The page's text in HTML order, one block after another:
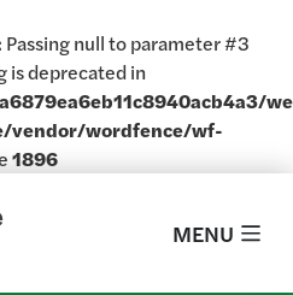
null to parameter #3
is deprecated in
vendor/wordfence/wf-
1896
MENU